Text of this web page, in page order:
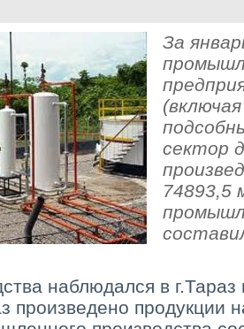
За
сектор
74893,5
наблюдался в
произведено продукции